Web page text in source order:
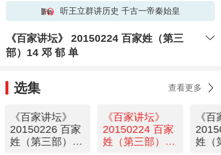
听王立群讲历史 千古一帝秦始皇
《百家讲坛》 20150224 百家姓（第三
部）14 邓 郁 单
选集 查看更多
《百家讲坛》
20150226 百家
姓（第三部）15
《百家讲坛》
20150224 百家
姓（第三部）14
《
姓（